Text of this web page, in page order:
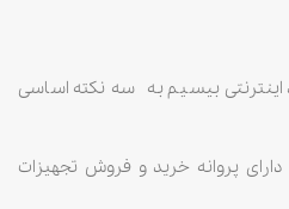
اینترنتی بیسیم به سه نکته اساسی
پروانه خرید و فروش تجهیزات